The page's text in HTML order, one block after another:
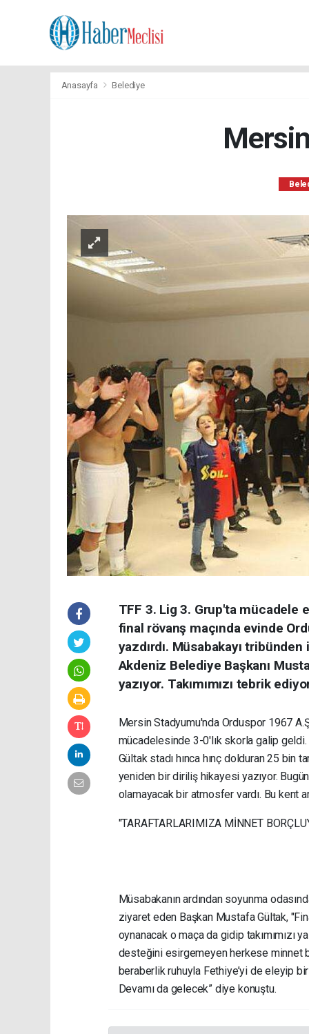
Anasayfa Belediye
TFF 3. Lig 3. Grup'ta mücadele
final rövanş maçında evinde
yazdırdı. Müsabakayı
Akdeniz Belediye Başkanı
yazıyor. Takımımızı tebrik
Mersin Stadyumu'nda Orduspor 1967
mücadelesinde 3-0'lık skorla galip
Gültak stadı hınca hınç dolduran 25
yeniden bir diriliş hikayesi yazıyor.
olamayacak bir atmosfer vardı. Bu kent
"TARAFTARLARIMIZA MİNNET
Müsabakanın ardından soyunma
ziyaret eden Başkan Mustafa Gültak,
oynanacak o maça da gidip takımımızı
desteğini esirgemeyen herkese minnet
beraberlik ruhuyla Fethiye’yi de eleyip
Devamı da gelecek” diye konuştu.